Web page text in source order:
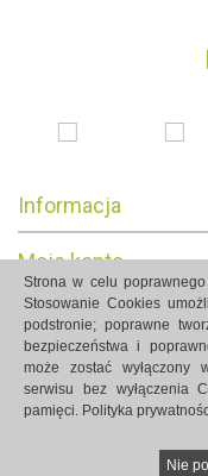
Strona w celu
Stosowanie Cookies
podstronie; poprawne
bezpieczeństwa i
może zostać wyłączony
serwisu bez wyłączenia
pamięci. Polityka
Nie
Informacja
Strony internetowe
Moje konto
Informacja o